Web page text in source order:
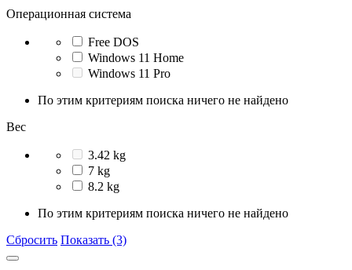
Операционная система
Free DOS
Windows 11 Home
Windows 11 Pro
По этим критериям поиска ничего не найдено
Вес
3.42 kg
7 kg
8.2 kg
По этим критериям поиска ничего не найдено
Сбросить Показать (3)